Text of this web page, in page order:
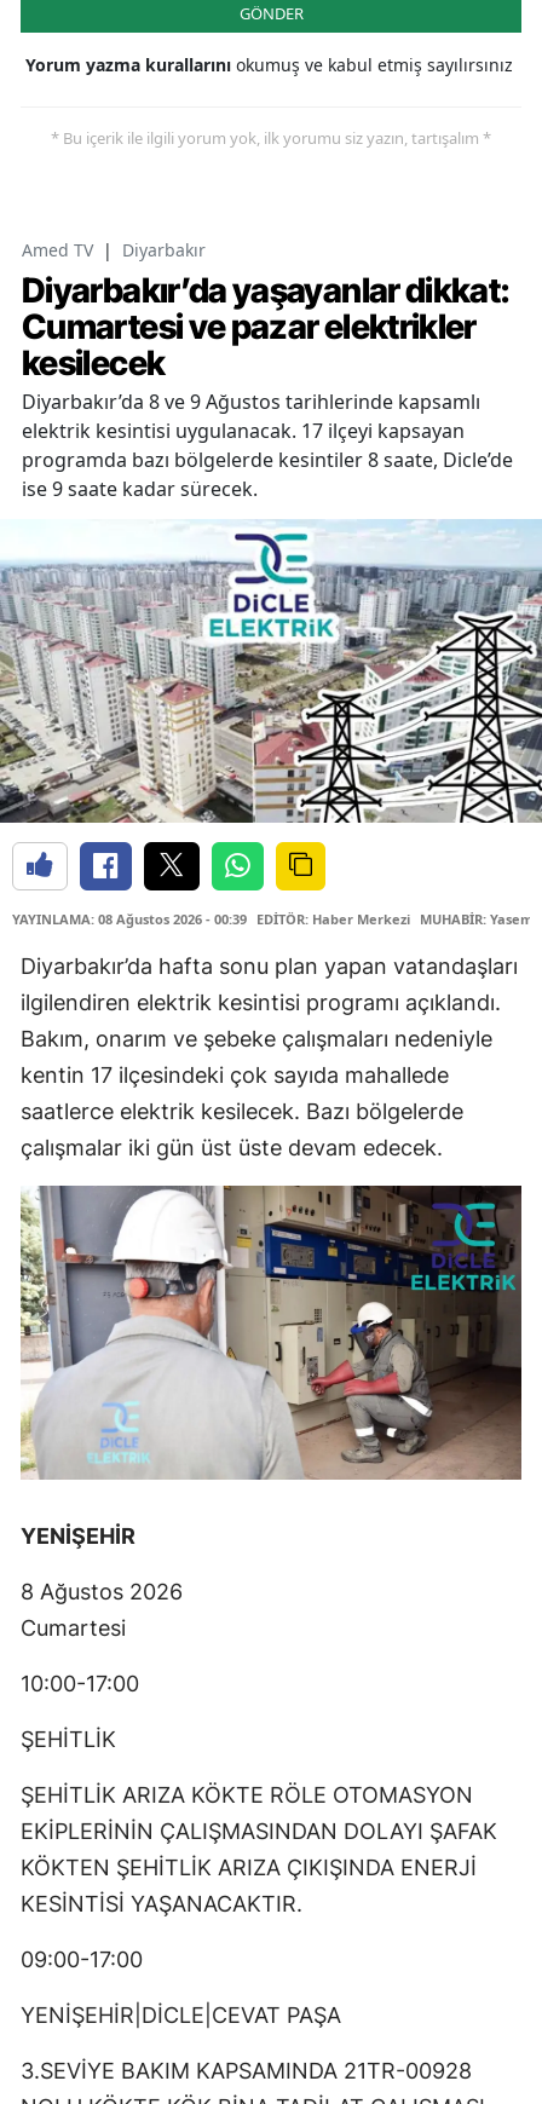
GÖNDER
Yorum yazma kurallarını okumuş ve kabul etmiş sayılırsınız
* Bu içerik ile ilgili yorum yok, ilk yorumu siz yazın, tartışalım *
Amed TV | Diyarbakır
Diyarbakır’da yaşayanlar dikkat:
Cumartesi ve pazar elektrikler
kesilecek
Diyarbakır’da 8 ve 9 Ağustos tarihlerinde kapsamlı
elektrik kesintisi uygulanacak. 17 ilçeyi kapsayan
programda bazı bölgelerde kesintiler 8 saate, Dicle’de
ise 9 saate kadar sürecek.
YAYINLAMA: 08 Ağustos 2026 - 00:39 EDİTÖR: Haber Merkezi MUHABİR:
Diyarbakır’da hafta sonu plan yapan vatandaşları
ilgilendiren elektrik kesintisi programı açıklandı.
Bakım, onarım ve şebeke çalışmaları nedeniyle
kentin 17 ilçesindeki çok sayıda mahallede
saatlerce elektrik kesilecek. Bazı bölgelerde
çalışmalar iki gün üst üste devam edecek.
YENİŞEHİR
8 Ağustos 2026
Cumartesi
10:00-17:00
ŞEHİTLİK
ŞEHİTLİK ARIZA KÖKTE RÖLE OTOMASYON
EKİPLERİNİN ÇALIŞMASINDAN DOLAYI ŞAFAK
KÖKTEN ŞEHİTLİK ARIZA ÇIKIŞINDA ENERJİ
KESİNTİSİ YAŞANACAKTIR.
09:00-17:00
YENİŞEHİR|DİCLE|CEVAT PAŞA
3.SEVİYE BAKIM KAPSAMINDA 21TR-00928